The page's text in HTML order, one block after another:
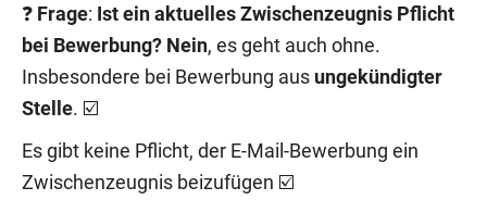
❓ Frage: Ist ein aktuelles Zwischenzeugnis Pflicht
bei Bewerbung? Nein, es geht auch ohne.
Insbesondere bei Bewerbung aus ungekündigter
Stelle. ☑️
Es gibt keine Pflicht, der E-Mail-Bewerbung ein
Zwischenzeugnis beizufügen ☑️